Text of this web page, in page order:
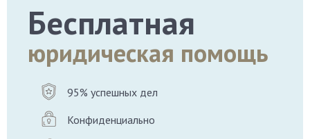
Бесплатная
юридическая помощь
95% успешных дел
Конфиденциально